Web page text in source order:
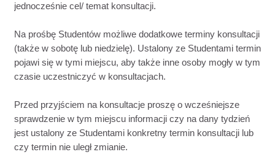
jednocześnie cel/ temat konsultacji.
Na prośbę Studentów możliwe dodatkowe terminy konsultacji
(także w sobotę lub niedzielę). Ustalony ze Studentami termin
pojawi się w tymi miejscu, aby także inne osoby mogły w tym
czasie uczestniczyć w konsultacjach.
Przed przyjściem na konsultacje proszę o wcześniejsze
sprawdzenie w tym miejscu informacji czy na dany tydzień
jest ustalony ze Studentami konkretny termin konsultacji lub
czy termin nie uległ zmianie.